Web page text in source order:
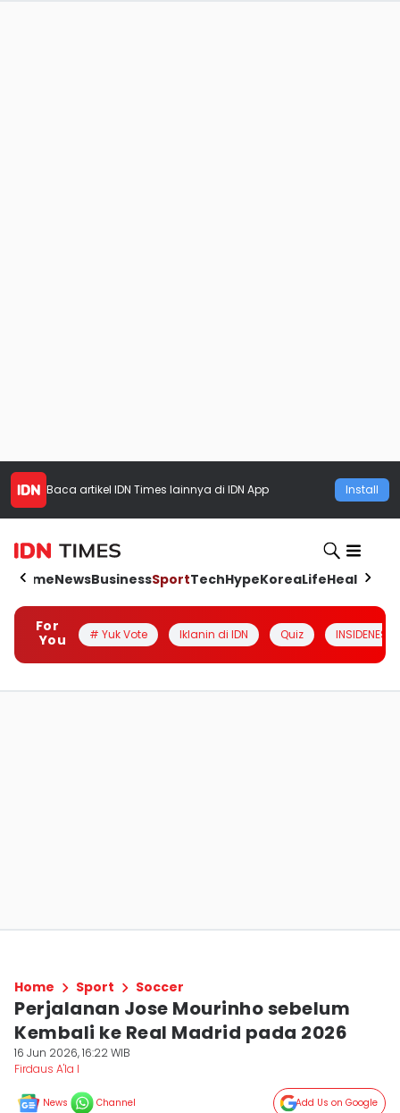
Baca artikel IDN Times lainnya di IDN App Install
HomeNewsBusinessSportTechHypeKoreaLifeHealth
For
You
# Yuk Vote Iklanin di IDN Quiz INSIDENESIA
Home Sport Soccer
Perjalanan Jose Mourinho sebelum
Kembali ke Real Madrid pada 2026
16 Jun 2026, 16:22 WIB
Firdaus A'la I
News Channel Add Us on Google